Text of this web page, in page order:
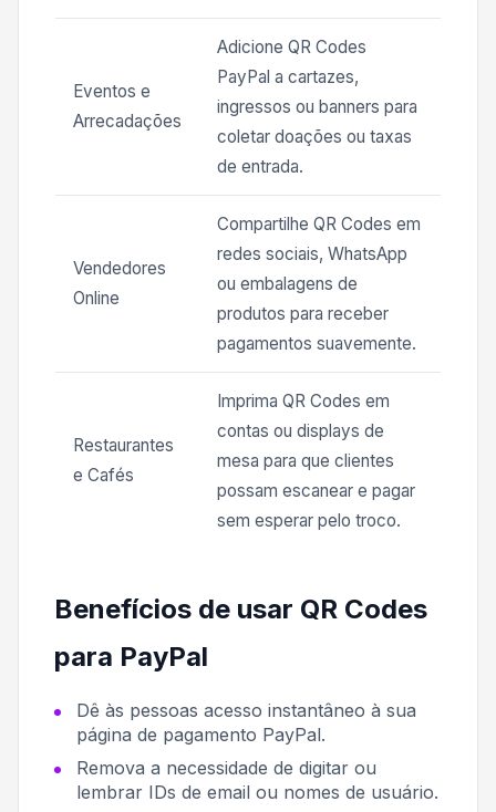
Eventos e
Arrecadações
Adicione QR Codes
PayPal a cartazes,
ingressos ou banners para
coletar doações ou taxas
de entrada.
Vendedores
Online
Compartilhe QR Codes em
redes sociais, WhatsApp
ou embalagens de
produtos para receber
pagamentos suavemente.
Restaurantes
e Cafés
Imprima QR Codes em
contas ou displays de
mesa para que clientes
possam escanear e pagar
sem esperar pelo troco.
Benefícios de usar QR Codes
para PayPal
Dê às pessoas acesso instantâneo à sua
página de pagamento PayPal.
Remova a necessidade de digitar ou
lembrar IDs de email ou nomes de usuário.